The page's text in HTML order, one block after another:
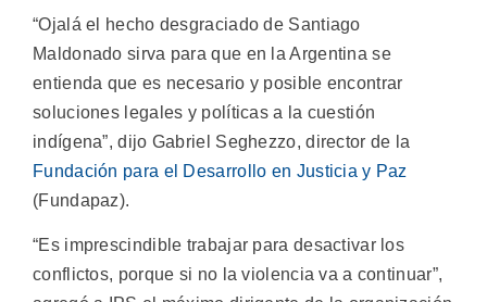
“Ojalá el hecho desgraciado de Santiago
Maldonado sirva para que en la Argentina se
entienda que es necesario y posible encontrar
soluciones legales y políticas a la cuestión
indígena”, dijo Gabriel Seghezzo, director de la
Fundación para el Desarrollo en Justicia y Paz
(Fundapaz).
“Es imprescindible trabajar para desactivar los
conflictos, porque si no la violencia va a continuar”,